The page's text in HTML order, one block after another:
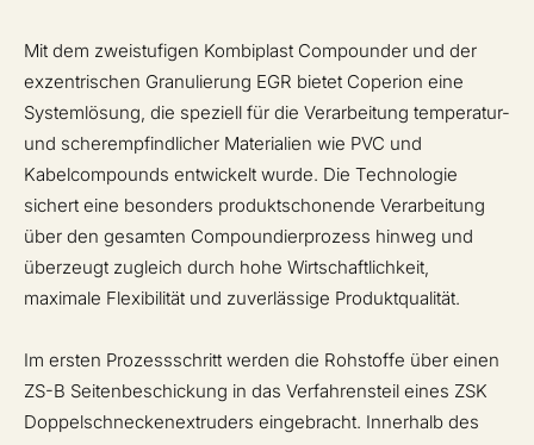
Mit dem zweistufigen Kombiplast Compounder und der
exzentrischen Granulierung EGR bietet Coperion eine
Systemlösung, die speziell für die Verarbeitung temperatur-
und scherempfindlicher Materialien wie PVC und
Kabelcompounds entwickelt wurde. Die Technologie
sichert eine besonders produktschonende Verarbeitung
über den gesamten Compoundierprozess hinweg und
überzeugt zugleich durch hohe Wirtschaftlichkeit,
maximale Flexibilität und zuverlässige Produktqualität.
Im ersten Prozessschritt werden die Rohstoffe über einen
ZS-B Seitenbeschickung in das Verfahrensteil eines ZSK
Doppelschneckenextruders eingebracht. Innerhalb des